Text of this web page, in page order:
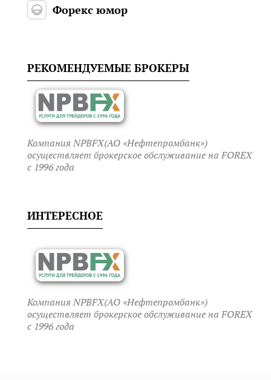
Форекс юмор
РЕКОМЕНДУЕМЫЕ БРОКЕРЫ
Компания NPBFX(АО «Нефтепромбанк»)
осуществляет брокерское обслуживание на FOREX
c 1996 года
ИНТЕРЕСНОЕ
Компания NPBFX(АО «Нефтепромбанк»)
осуществляет брокерское обслуживание на FOREX
c 1996 года